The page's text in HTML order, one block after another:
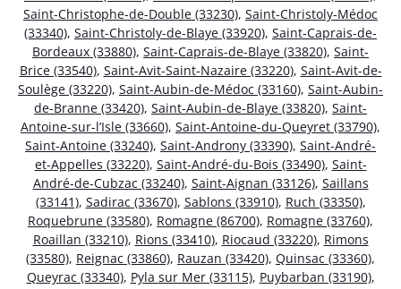
Saint-Christophe-de-Double (33230), Saint-Christoly-Médoc
(33340), Saint-Christoly-de-Blaye (33920), Saint-Caprais-de-
Bordeaux (33880), Saint-Caprais-de-Blaye (33820), Saint-
Brice (33540), Saint-Avit-Saint-Nazaire (33220), Saint-Avit-de-
Soulège (33220), Saint-Aubin-de-Médoc (33160), Saint-Aubin-
de-Branne (33420), Saint-Aubin-de-Blaye (33820), Saint-
Antoine-sur-l’Isle (33660), Saint-Antoine-du-Queyret (33790),
Saint-Antoine (33240), Saint-Androny (33390), Saint-André-
et-Appelles (33220), Saint-André-du-Bois (33490), Saint-
André-de-Cubzac (33240), Saint-Aignan (33126), Saillans
(33141), Sadirac (33670), Sablons (33910), Ruch (33350),
Roquebrune (33580), Romagne (86700), Romagne (33760),
Roaillan (33210), Rions (33410), Riocaud (33220), Rimons
(33580), Reignac (33860), Rauzan (33420), Quinsac (33360),
Queyrac (33340), Pyla sur Mer (33115), Puybarban (33190),